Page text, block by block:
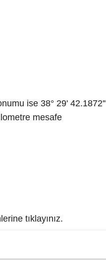
ise 38° 29' 42.1872''
mesafe
tıklayınız.